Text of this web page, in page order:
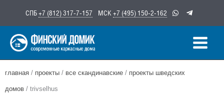
содержимому
СПБ+7 (812) 317-7-157 МСК +7 (495) 150-2-162
главная / проекты / все скандинавские / проекты шведских
домов / trivselhus